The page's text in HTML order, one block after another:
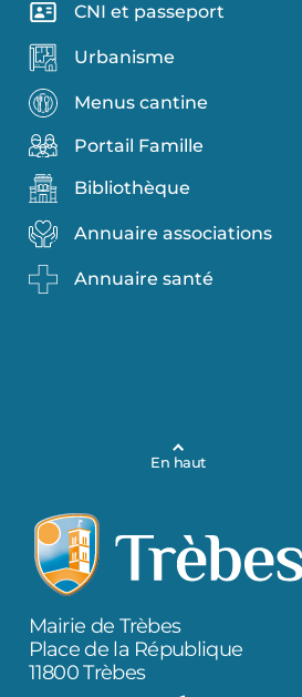
CNI et passeport
Urbanisme
Menus cantine
Portail Famille
Bibliothèque
Annuaire associations
Annuaire santé
En haut
Mairie de Trèbes
Place de la République
11800 Trèbes